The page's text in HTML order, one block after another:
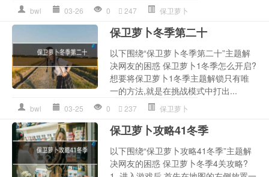
bwl 03-26 0 247 保卫萝卜
保卫萝卜冬季第二十
以下围绕“保卫萝卜冬季第二十”主题解
决网友的困惑 保卫萝卜1冬季怎么开启?
想要将保卫萝卜1冬季主题解锁只有唯
一的方法,就是在挑战模式中打出...
bwl 03-25 0 237 保卫萝卜
保卫萝卜攻略41冬季
以下围绕“保卫萝卜攻略41冬季”主题解
决网友的困惑 保卫萝卜冬季4关攻略?